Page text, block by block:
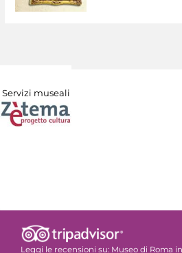
Servizi museali
Leggi le recensioni su: Museo di Roma